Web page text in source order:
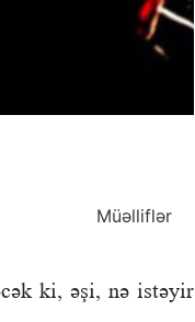
Müəlliflər
ki, əşi, nə istəyir